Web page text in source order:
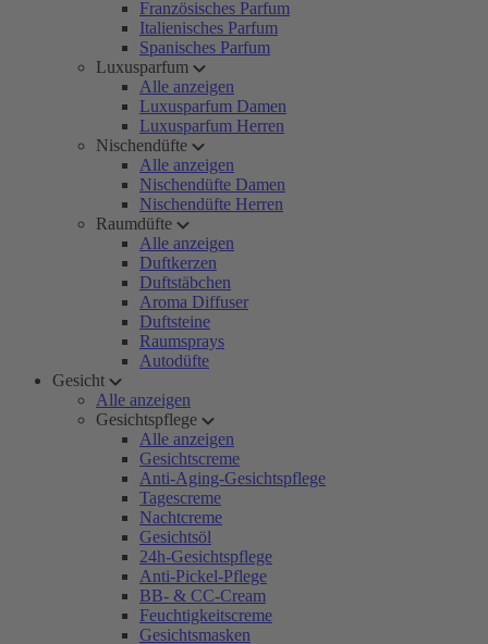
Französisches Parfum
Italienisches Parfum
Spanisches Parfum
Luxusparfum
Alle anzeigen
Luxusparfum Damen
Luxusparfum Herren
Nischendüfte
Alle anzeigen
Nischendüfte Damen
Nischendüfte Herren
Raumdüfte
Alle anzeigen
Duftkerzen
Duftstäbchen
Aroma Diffuser
Duftsteine
Raumsprays
Autodüfte
Gesicht
Alle anzeigen
Gesichtspflege
Alle anzeigen
Gesichtscreme
Anti-Aging-Gesichtspflege
Tagescreme
Nachtcreme
Gesichtsöl
24h-Gesichtspflege
Anti-Pickel-Pflege
BB- & CC-Cream
Feuchtigkeitscreme
Gesichtsmasken